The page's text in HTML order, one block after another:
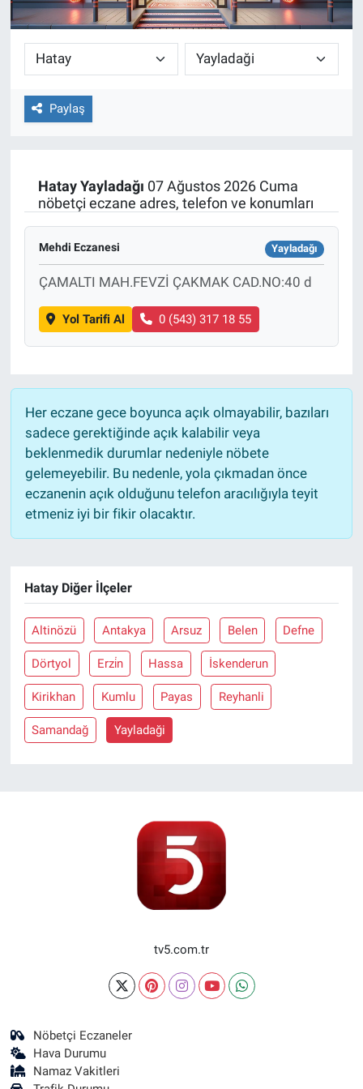
Paylaş
Hatay Yayladağı 07 Ağustos 2026 Cuma
nöbetçi eczane adres, telefon ve konumları
Mehdi Eczanesi Yayladağı
ÇAMALTI MAH.FEVZİ ÇAKMAK CAD.NO:40 d
Yol Tarifi Al 0 (543) 317 18 55
Her eczane gece boyunca açık olmayabilir, bazıları
sadece gerektiğinde açık kalabilir veya
beklenmedik durumlar nedeniyle nöbete
gelemeyebilir. Bu nedenle, yola çıkmadan önce
eczanenin açık olduğunu telefon aracılığıyla teyit
etmeniz iyi bir fikir olacaktır.
Hatay Diğer İlçeler
Altinözü Antakya Arsuz Belen Defne
Dörtyol Erzi̇n Hassa İskenderun
Kirikhan Kumlu Payas Reyhanli
Samandağ Yayladaği
tv5.com.tr
Nöbetçi Eczaneler
Hava Durumu
Namaz Vakitleri